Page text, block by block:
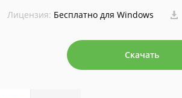
Лицензия: Бесплатно для Windows
Скачать